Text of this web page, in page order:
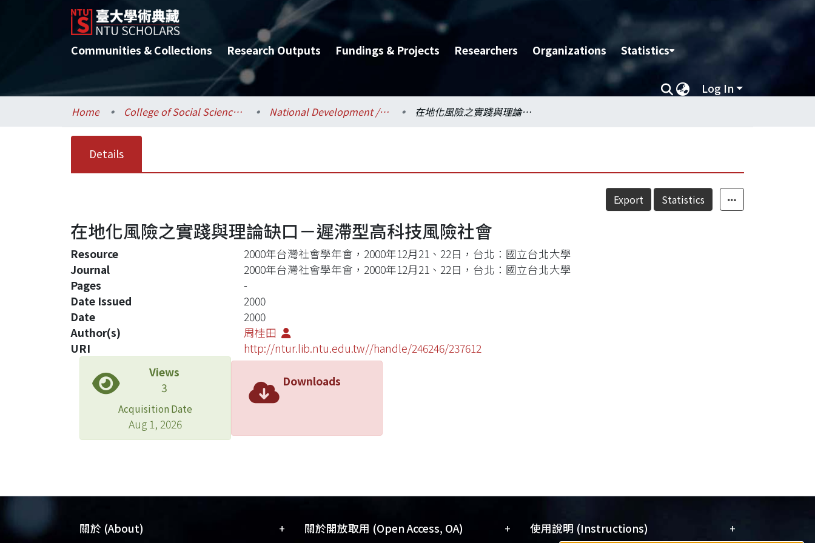
Communities & Collections Research Outputs Fundings & Projects Researchers Organizations Statistics
Log In
Home College of Social Sciences / 社會科學院 National Development / 國家發展研究所 在地化風險之實踐與理論缺口－遲滯型高科技風險社會
Details
Export Statistics
在地化風險之實踐與理論缺口－遲滯型高科技風險社會
Resource
2000年台灣社會學年會，2000年12月21、22日，台北：國立台北大學
Journal
2000年台灣社會學年會，2000年12月21、22日，台北：國立台北大學
Pages
-
Date Issued
2000
Date
2000
Author(s)
周桂田
URI
http://ntur.lib.ntu.edu.tw//handle/246246/237612
Views
3
Acquisition Date
Aug 1, 2026
Downloads
關於 (About) + 關於開放取用 (Open Access, OA) + 使用說明 (Instructions) +